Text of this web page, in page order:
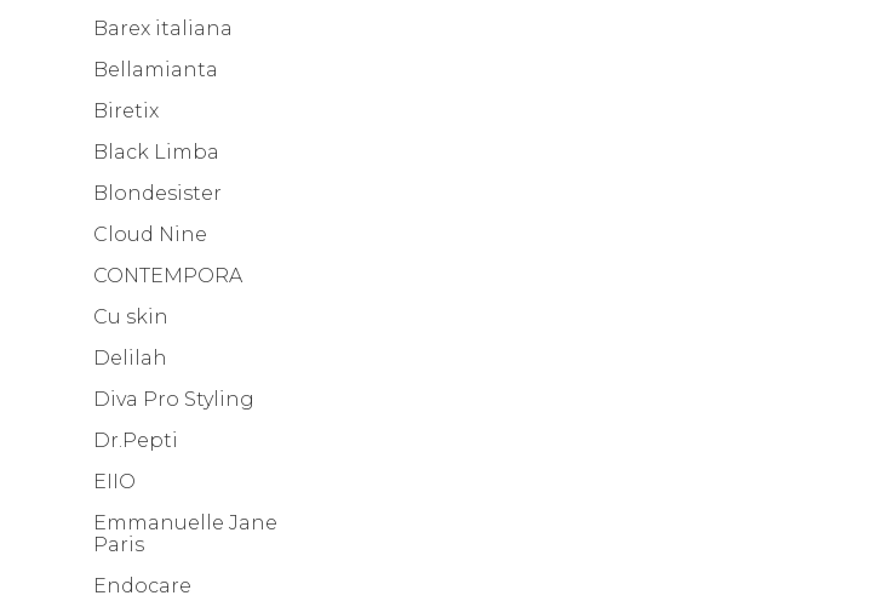
Barex italiana
Bellamianta
Biretix
Black Limba
Blondesister
Cloud Nine
CONTEMPORA
Cu skin
Delilah
Diva Pro Styling
Dr.Pepti
EIIO
Emmanuelle Jane
Paris
Endocare